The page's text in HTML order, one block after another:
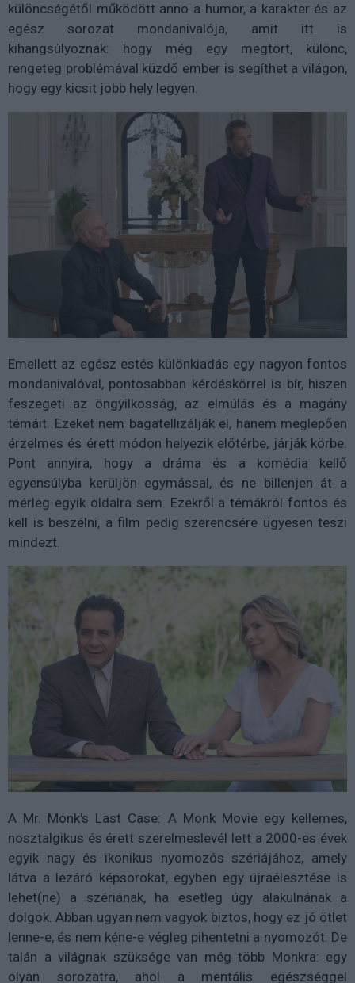
különcségétől működött anno a humor, a karakter és az
egész sorozat mondanivalója, amit itt is
kihangsúlyoznak: hogy még egy megtört, különc,
rengeteg problémával küzdő ember is segíthet a világon,
hogy egy kicsit jobb hely legyen.
Emellett az egész estés különkiadás egy nagyon fontos
mondanivalóval, pontosabban kérdéskörrel is bír, hiszen
feszegeti az öngyilkosság, az elmúlás és a magány
témáit. Ezeket nem bagatellizálják el, hanem meglepően
érzelmes és érett módon helyezik előtérbe, járják körbe.
Pont annyira, hogy a dráma és a komédia kellő
egyensúlyba kerüljön egymással, és ne billenjen át a
mérleg egyik oldalra sem. Ezekről a témákról fontos és
kell is beszélni, a film pedig szerencsére ügyesen teszi
mindezt.
A Mr. Monk's Last Case: A Monk Movie egy kellemes,
nosztalgikus és érett szerelmeslevél lett a 2000-es évek
egyik nagy és ikonikus nyomozós szériájához, amely
látva a lezáró képsorokat, egyben egy újraélesztése is
lehet(ne) a szériának, ha esetleg úgy alakulnának a
dolgok. Abban ugyan nem vagyok biztos, hogy ez jó ötlet
lenne-e, és nem kéne-e végleg pihentetni a nyomozót. De
talán a világnak szüksége van még több Monkra: egy
olyan sorozatra, ahol a mentális egészséggel